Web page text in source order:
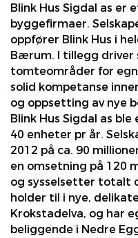
Blink Hus Sigdal as
byggefirmaer.
oppfører Blink Hus i
Bærum. I tillegg driver
tomteområder for
solid kompetanse
og oppsetting av nye
Blink Hus Sigdal as
40 enheter pr år.
2012 på ca. 90
en omsetning på 120
og sysselsetter totalt
holder til i nye,
Krokstadelva, og har
beliggende i Nedre